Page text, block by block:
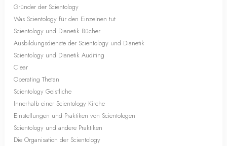
Gründer der Scientology
Was Scientology für den Einzelnen tut
Scientology und Dianetik Bücher
Ausbildungsdienste der Scientology und Dianetik
Scientology und Dianetik Auditing
Clear
Operating Thetan
Scientology Geistliche
Innerhalb einer Scientology Kirche
Einstellungen und Praktiken von Scientologen
Scientology und andere Praktiken
Die Organisation der Scientology